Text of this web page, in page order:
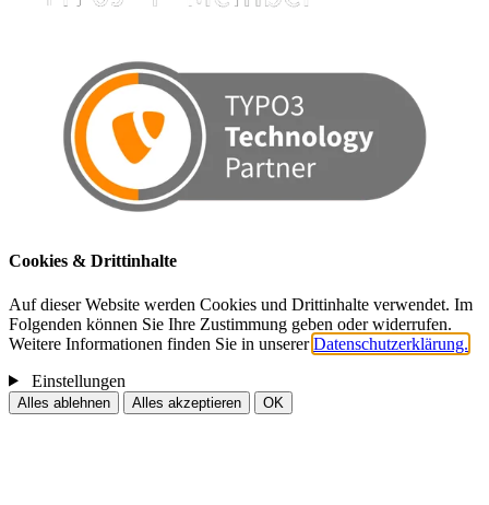
Cookies & Drittinhalte
Auf dieser Website werden Cookies und Drittinhalte verwendet. Im
Folgenden können Sie Ihre Zustimmung geben oder widerrufen.
Weitere Informationen finden Sie in unsererDatenschutzerklärung.
Einstellungen
Alles ablehnen Alles akzeptieren OK